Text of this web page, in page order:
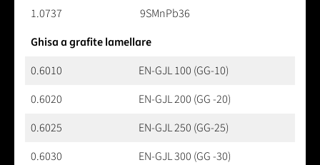
1.0737
9SMnPb36
Ghisa a grafite lamellare
0.6010
EN-GJL 100 (GG-10)
0.6020
EN-GJL 200 (GG -20)
0.6025
EN-GJL 250 (GG-25)
0.6030
EN-GJL 300 (GG -30)